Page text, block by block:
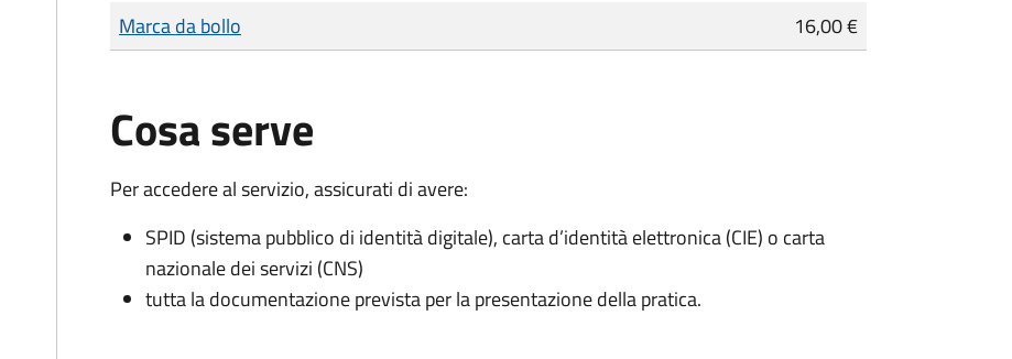
Tipo di pagamento
Importo
Marca da bollo 16,00 €
Cosa serve
Per accedere al servizio, assicurati di avere:
SPID (sistema pubblico di identità digitale), carta d’identità elettronica (CIE) o carta
nazionale dei servizi (CNS)
tutta la documentazione prevista per la presentazione della pratica.